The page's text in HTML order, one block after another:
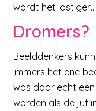
wordt het
Dromers?
Beelddenkers
immers het ene
was daar echt
worden als de juf